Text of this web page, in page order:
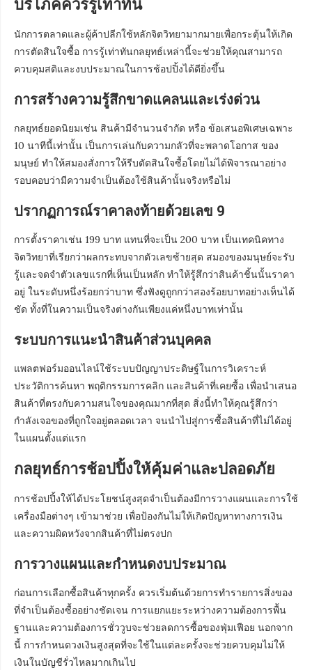
บริโภคควรรู้เท่าทัน
นักการตลาดและผู้ค้าปลีกใช้หลักจิตวิทยามากมายเพื่อกระตุ้นให้เกิด
การตัดสินใจซื้อ การรู้เท่าทันกลยุทธ์เหล่านี้จะช่วยให้คุณสามารถ
ควบคุมสติและงบประมาณในการช้อปปิ้งได้ดียิ่งขึ้น
การสร้างความรู้สึกขาดแคลนและเร่งด่วน
กลยุทธ์ยอดนิยมเช่น สินค้ามีจำนวนจำกัด หรือ ข้อเสนอพิเศษเฉพาะ
10 นาทีนี้เท่านั้น เป็นการเล่นกับความกลัวที่จะพลาดโอกาส ของ
มนุษย์ ทำให้สมองสั่งการให้รีบตัดสินใจซื้อโดยไม่ได้พิจารณาอย่าง
รอบคอบว่ามีความจำเป็นต้องใช้สินค้านั้นจริงหรือไม่
ปรากฏการณ์ราคาลงท้ายด้วยเลข 9
การตั้งราคาเช่น 199 บาท แทนที่จะเป็น 200 บาท เป็นเทคนิคทาง
จิตวิทยาที่เรียกว่าผลกระทบจากตัวเลขซ้ายสุด สมองของมนุษย์จะรับ
รู้และจดจำตัวเลขแรกที่เห็นเป็นหลัก ทำให้รู้สึกว่าสินค้าชิ้นนั้นราคา
อยู่ ในระดับหนึ่งร้อยกว่าบาท ซึ่งฟังดูถูกกว่าสองร้อยบาทอย่างเห็นได้
ชัด ทั้งที่ในความเป็นจริงต่างกันเพียงแค่หนึ่งบาทเท่านั้น
ระบบการแนะนำสินค้าส่วนบุคคล
แพลตฟอร์มออนไลน์ใช้ระบบปัญญาประดิษฐ์ในการวิเคราะห์
ประวัติการค้นหา พฤติกรรมการคลิก และสินค้าที่เคยซื้อ เพื่อนำเสนอ
สินค้าที่ตรงกับความสนใจของคุณมากที่สุด สิ่งนี้ทำให้คุณรู้สึกว่า
กำลังเจอของที่ถูกใจอยู่ตลอดเวลา จนนำไปสู่การซื้อสินค้าที่ไม่ได้อยู่
ในแผนตั้งแต่แรก
กลยุทธ์การช้อปปิ้งให้คุ้มค่าและปลอดภัย
การช้อปปิ้งให้ได้ประโยชน์สูงสุดจำเป็นต้องมีการวางแผนและการใช้
เครื่องมือต่างๆ เข้ามาช่วย เพื่อป้องกันไม่ให้เกิดปัญหาทางการเงิน
และความผิดหวังจากสินค้าที่ไม่ตรงปก
การวางแผนและกำหนดงบประมาณ
ก่อนการเลือกซื้อสินค้าทุกครั้ง ควรเริ่มต้นด้วยการทำรายการสิ่งของ
ที่จำเป็นต้องซื้ออย่างชัดเจน การแยกแยะระหว่างความต้องการพื้น
ฐานและความต้องการชั่ววูบจะช่วยลดการซื้อของฟุ่มเฟือย นอกจาก
นี้ การกำหนดวงเงินสูงสุดที่จะใช้ในแต่ละครั้งจะช่วยควบคุมไม่ให้
เงินในบัญชีรั่วไหลมากเกินไป